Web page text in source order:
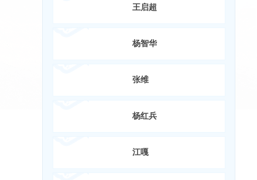
王启超
杨智华
张维
杨红兵
江嘎